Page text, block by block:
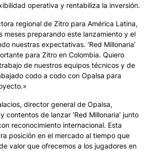
operativa y rentabiliza la inversión.
regional de Zitro para América Latina,
meses preparando este lanzamiento y el
nuestras expectativas. ‘Red Millonaria’
para Zitro en Colombia. Quiero
de nuestros equipos técnicos y de
codo a codo con Opalsa para
director general de Opalsa,
contentos de lanzar ‘Red Millonaria’ junto
reconocimiento internacional. Esta
posición en el mercado al tiempo que
valor que ofrecemos a los jugadores en